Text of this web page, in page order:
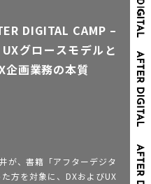
DIGITAL CAMP –
グロースモデルと
企画業務の本質
が、書籍「アフターデジタ
方を対象に、DXおよびUX